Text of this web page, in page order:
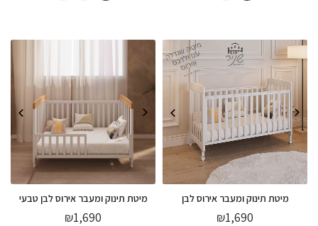
מיטת תינוק ומעבר אירוס לבן
₪1,690
מיטת תינוק ומעבר אירוס לבן טבעי
₪1,690